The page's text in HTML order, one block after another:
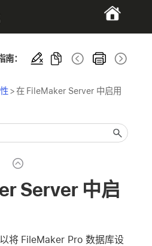
：
>在 FileMaker Server 中启用
Server 中启
将 FileMaker Pro 数据库设